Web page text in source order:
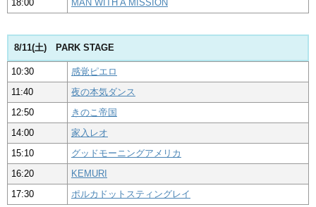
18:00
MAN WITH A MISSION
8/11(土) PARK STAGE
10:30
感覚ピエロ
11:40
夜の本気ダンス
12:50
きのこ帝国
14:00
家入レオ
15:10
グッドモーニングアメリカ
16:20
KEMURI
17:30
ポルカドットスティングレイ